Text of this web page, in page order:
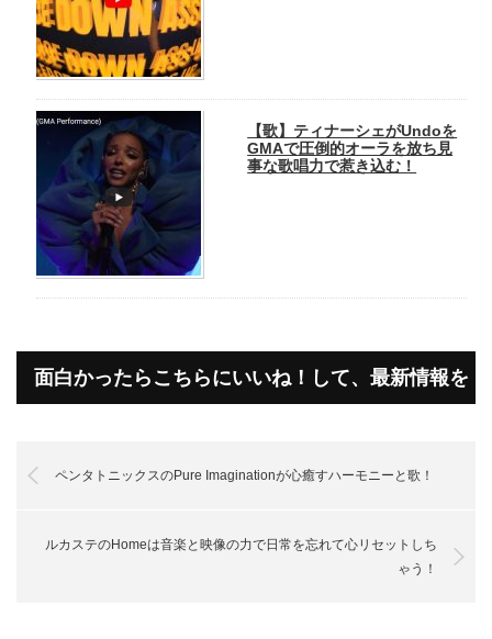
【歌】ティナーシェがUndoを
GMAで圧倒的オーラを放ち見
事な歌唱力で惹き込む！
面白かったらこちらにいいね！して、最新情報を
ペンタトニックスのPure Imaginationが心癒すハーモニーと歌！
ルカステのHomeは音楽と映像の力で日常を忘れて心リセットしち
ゃう！